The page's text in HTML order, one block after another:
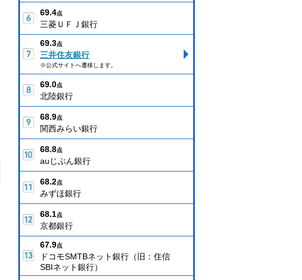
69.4点
三菱ＵＦＪ銀行
69.3点
三井住友銀行
※公式サイトへ遷移します。
69.0点
北陸銀行
68.9点
関西みらい銀行
68.8点
auじぶん銀行
68.2点
みずほ銀行
68.1点
京都銀行
67.9点
ドコモSMTBネット銀行（旧：住信
SBIネット銀行）